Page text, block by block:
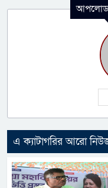
এ ক্যাটাগরির আরো